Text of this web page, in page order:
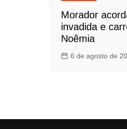
Morador
invadida e
Noêmia
6 de agosto de